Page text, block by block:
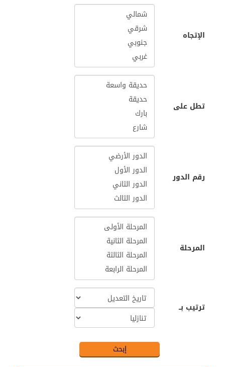
الإتجاه
تطل على
رقم الدور
المرحلة
ترتيب بــ